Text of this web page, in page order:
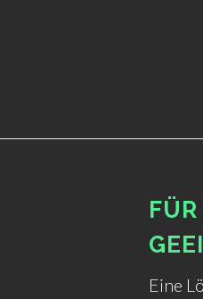
Eine